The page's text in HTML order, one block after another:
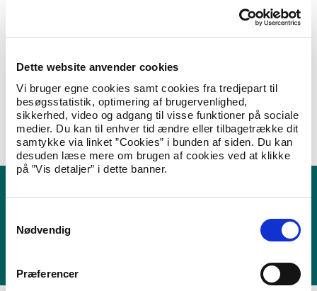
Dette website anvender cookies
Vi bruger egne cookies samt cookies fra tredjepart til
besøgsstatistik, optimering af brugervenlighed,
sikkerhed, video og adgang til visse funktioner på sociale
medier. Du kan til enhver tid ændre eller tilbagetrække dit
samtykke via linket ”Cookies” i bunden af siden. Du kan
desuden læse mere om brugen af cookies ved at klikke
på ”Vis detaljer” i dette banner.
y
Nødvendig
Præferencer
Muligheder for familiesammenføring og statsborgerskab
risikoen for refoulement.
Konsekvenser ved illegal udrejse fra Tyrkiet.
Hent rapporten Syrians in Türkiye – the Temporary
Protection Regulation and its implementation
Henvendelser fra pressen kan rettes til Udlændingestyrelsens
Kontakt presse